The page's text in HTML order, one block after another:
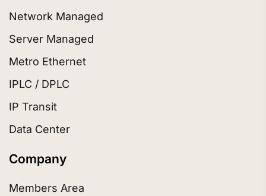
Network Managed
Server Managed
Metro Ethernet
IPLC / DPLC
IP Transit
Data Center
Company
Members Area